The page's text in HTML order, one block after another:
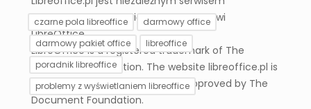
czarne pola libreoffice
darmowy office
darmowy pakiet office
libreoffice
poradnik libreoffice
problemy z wyświetlaniem libreoffice
informacyjnym poświęconym pakietowi
LibreOffice.
LibreOffice is a registered trademark of The
Document Foundation. The website libreoffice.pl is
not affiliated with, endorsed, or approved by The
Document Foundation.